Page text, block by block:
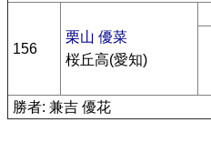
156
栗山 優菜
桜丘高(愛知)
勝者: 兼吉 優花